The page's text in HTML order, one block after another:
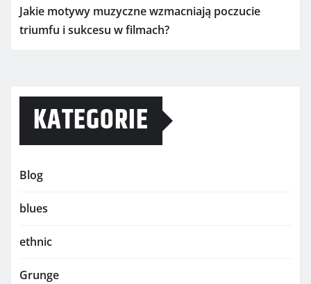
Jakie motywy muzyczne wzmacniają poczucie
triumfu i sukcesu w filmach?
KATEGORIE
Blog
blues
ethnic
Grunge